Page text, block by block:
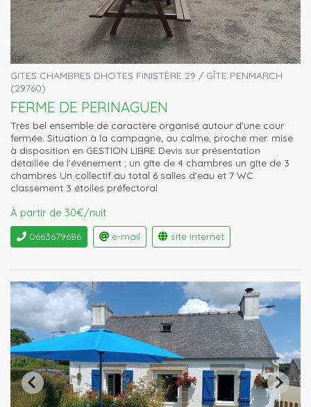
GITES CHAMBRES DHOTES FINISTÈRE 29 / GÎTE PENMARCH
(29760)
FERME DE PERINAGUEN
Très bel ensemble de caractère organisé autour d'une cour
fermée. Situation à la campagne, au calme, proche mer. mise
à disposition en GESTION LIBRE Devis sur présentation
détaillée de l'événement ; un gîte de 4 chambres un gîte de 3
chambres Un collectif au total 6 salles d'eau et 7 WC
classement 3 étoiles préfectoral
À partir de 30€/nuit
0663679686 e-mail site internet